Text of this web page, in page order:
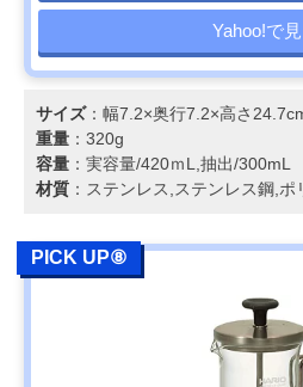
Yahoo!で
サイズ：幅7.2×奥行7.2×高さ
重量 ：320g
容量 ：実容量/420ｍL,抽出/300mL
材質 ：ステンレス,ステンレス鋼,
PICK UP⑧